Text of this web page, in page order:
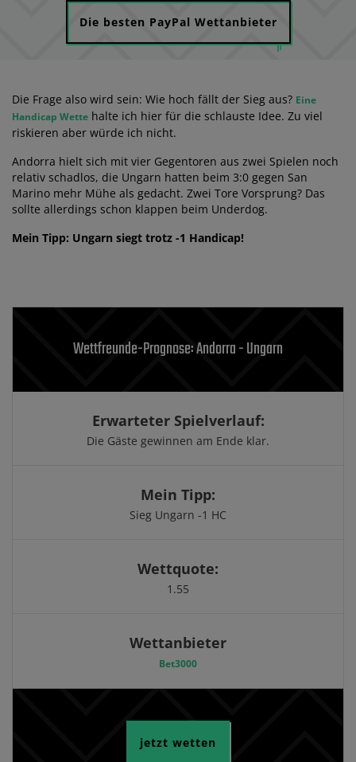
Die besten PayPal Wettanbieter
Die Frage also wird sein: Wie hoch fällt der Sieg aus? Eine
Handicap Wette halte ich hier für die schlauste Idee. Zu viel
riskieren aber würde ich nicht.
Andorra hielt sich mit vier Gegentoren aus zwei Spielen noch
relativ schadlos, die Ungarn hatten beim 3:0 gegen San
Marino mehr Mühe als gedacht. Zwei Tore Vorsprung? Das
sollte allerdings schon klappen beim Underdog.
Mein Tipp: Ungarn siegt trotz -1 Handicap!
Wettfreunde-Prognose: Andorra - Ungarn
Erwarteter Spielverlauf:
Die Gäste gewinnen am Ende klar.
Mein Tipp:
Sieg Ungarn -1 HC
Wettquote:
1.55
Wettanbieter
Bet3000
jetzt wetten